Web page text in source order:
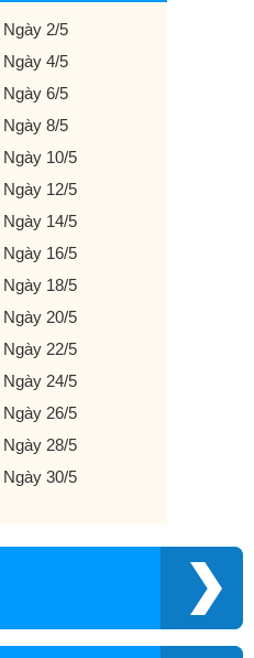
Ngày 2/5
Ngày 4/5
Ngày 6/5
Ngày 8/5
Ngày 10/5
Ngày 12/5
Ngày 14/5
Ngày 16/5
Ngày 18/5
Ngày 20/5
Ngày 22/5
Ngày 24/5
Ngày 26/5
Ngày 28/5
Ngày 30/5